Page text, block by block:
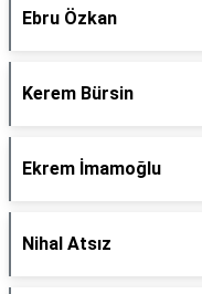
Ebru Özkan
Kerem Bürsin
Ekrem İmamoğlu
Nihal Atsız